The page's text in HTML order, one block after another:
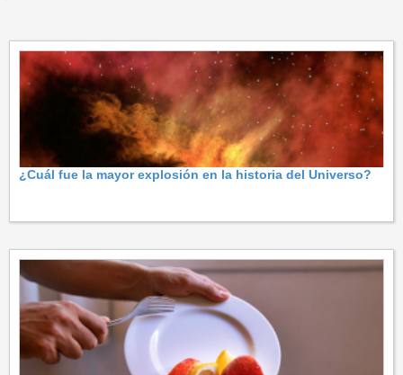
¿Cuál fue la mayor explosión en la historia del Universo?